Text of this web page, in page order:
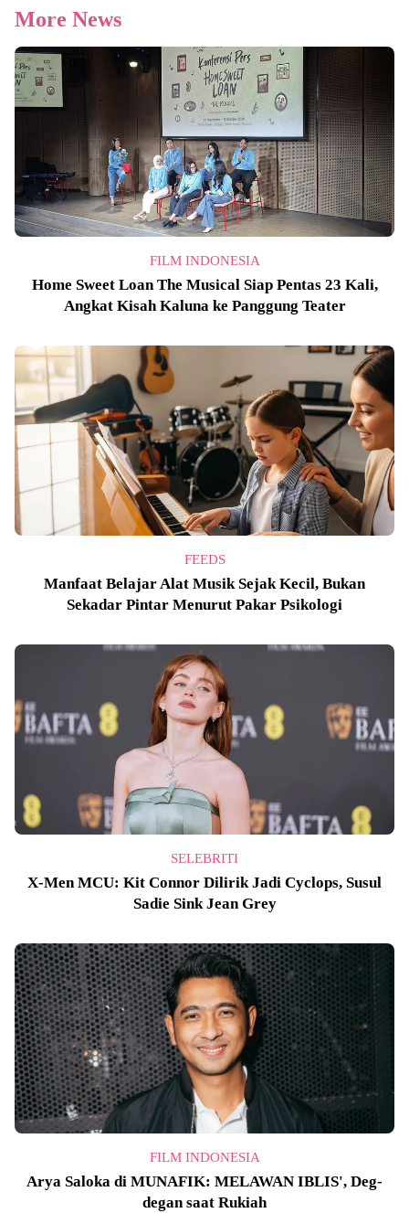
More News
FILM INDONESIA
Home Sweet Loan The Musical Siap Pentas 23 Kali,
Angkat Kisah Kaluna ke Panggung Teater
FEEDS
Manfaat Belajar Alat Musik Sejak Kecil, Bukan
Sekadar Pintar Menurut Pakar Psikologi
SELEBRITI
X-Men MCU: Kit Connor Dilirik Jadi Cyclops, Susul
Sadie Sink Jean Grey
FILM INDONESIA
Arya Saloka di MUNAFIK: MELAWAN IBLIS', Deg-
degan saat Rukiah